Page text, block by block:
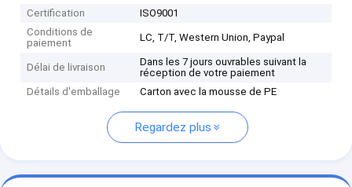
Certification
ISO9001
Conditions de
paiement
LC, T/T, Western Union, Paypal
Délai de livraison
Dans les 7 jours ouvrables suivant la
réception de votre paiement
Détails d'emballage
Carton avec la mousse de PE
Regardez plus